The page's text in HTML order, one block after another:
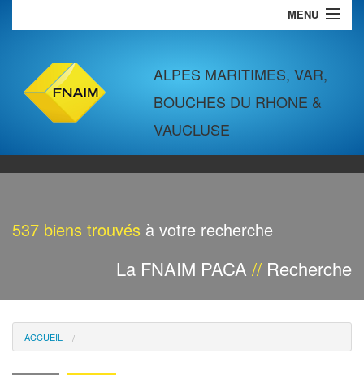
ALPES MARITIMES, VAR,
BOUCHES DU RHONE &
VAUCLUSE
MENU
LOCATIONS
COMMERCES & BUREAUX
LOCATIONS VACANCES
SYNDIC
537 biens trouvés à votre recherche
La FNAIM PACA // Recherche
ACCUEIL